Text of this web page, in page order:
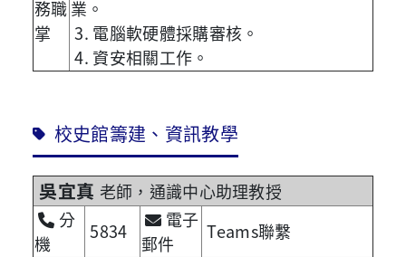
務職
掌
業。
3. 電腦軟硬體採購審核。
4. 資安相關工作。
校史館籌建、資訊教學
吳宜真 老師，通識中心助理教授
分
機
5834
電子
郵件
Teams聯繫